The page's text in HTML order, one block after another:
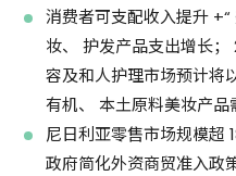
消费者可支配收入提升
妆、 护发产品支出增长
容及和人护理市场预计将
有机、 本土原料美妆产品
尼日利亚零售市场规模超
政府简化外资商贸准入政